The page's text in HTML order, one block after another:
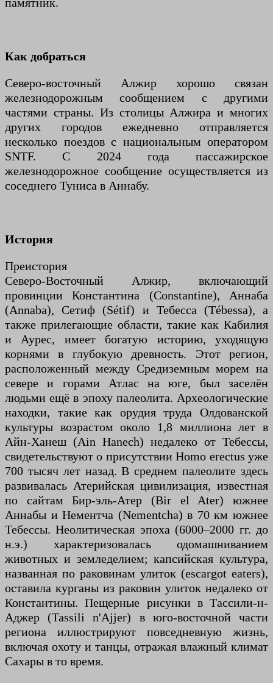
Как добраться
Северо-восточный Алжир хорошо связан
железнодорожным сообщением с другими
частями страны. Из столицы Алжира и многих
других городов ежедневно отправляется
несколько поездов с национальным оператором
SNTF. С 2024 года пассажирское
железнодорожное сообщение осуществляется из
соседнего Туниса в Аннабу.
История
Преистория
Северо-Восточный Алжир, включающий
провинции Константина (Constantine), Аннаба
(Annaba), Сетиф (Sétif) и Тебесса (Tébessa), а
также прилегающие области, такие как Кабилия
и Аурес, имеет богатую историю, уходящую
корнями в глубокую древность. Этот регион,
расположенный между Средиземным морем на
севере и горами Атлас на юге, был заселён
людьми ещё в эпоху палеолита. Археологические
находки, такие как орудия труда Олдованской
культуры возрастом около 1,8 миллиона лет в
Айн-Ханеш (Ain Hanech) недалеко от Тебессы,
свидетельствуют о присутствии Homo erectus уже
700 тысяч лет назад. В среднем палеолите здесь
развивалась Атерийская цивилизация, известная
по сайтам Бир-эль-Атер (Bir el Ater) южнее
Аннабы и Нементча (Nementcha) в 70 км южнее
Тебессы. Неолитическая эпоха (6000–2000 гг. до
н.э.) характеризовалась одомашниванием
животных и земледелием; капсийская культура,
названная по раковинам улиток (escargot eaters),
оставила курганы из раковин улиток недалеко от
Константины. Пещерные рисунки в Тассили-н-
Аджер (Tassili n'Ajjer) в юго-восточной части
региона иллюстрируют повседневную жизнь,
включая охоту и танцы, отражая влажный климат
Сахары в то время.